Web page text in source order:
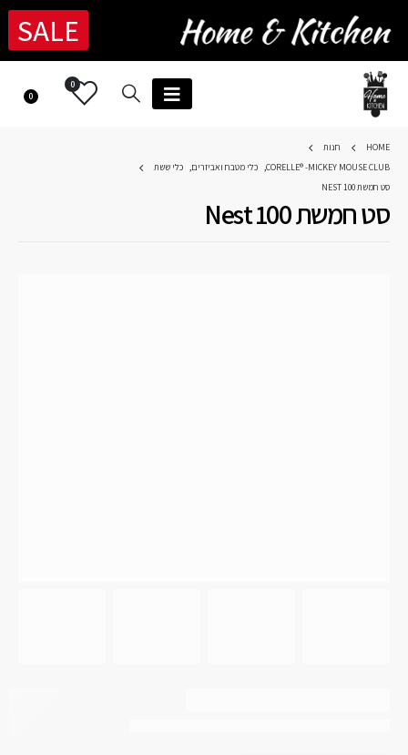
SALE
0
0
HOME
חנות
CORELLE® -MICKEY MOUSE CLUB
, כלי מטבח ואביזרים, כלי ששת
סט חמשת NEST 100
סט חמשת Nest 100